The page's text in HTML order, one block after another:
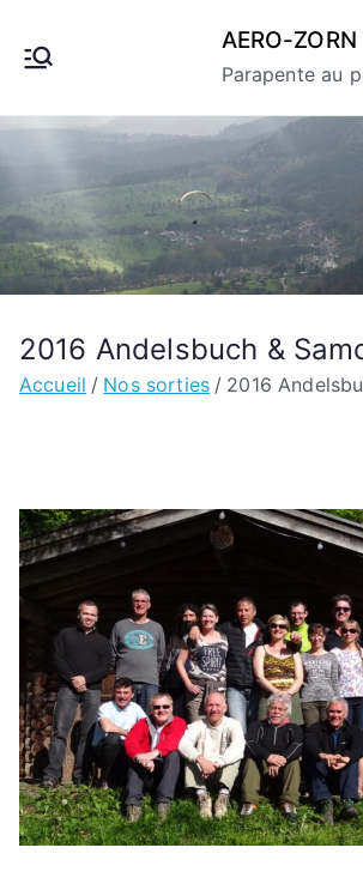
AERO-ZORN
Parapente au
2016 Andelsbuch &
Accueil Nos sorties 2016